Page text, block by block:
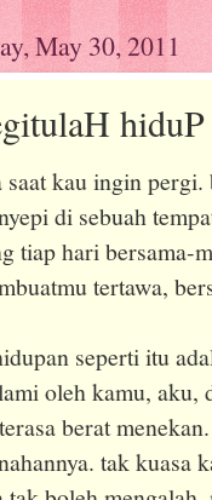
May 30, 2011
hiduP
saat kau ingin
di sebuah
tiap hari bersama-
tertawa,
seperti itu
oleh kamu, aku,
berat
tak kuasa